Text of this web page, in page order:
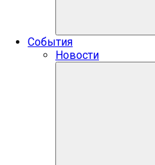
События
Новости